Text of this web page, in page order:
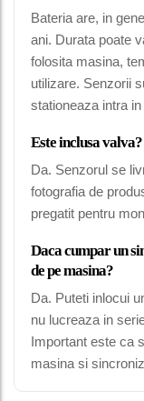
Bateria are, in
ani. Durata poate
folosita masina,
utilizare. Senzorii
stationeaza intra
Este inclusa valva?
Da. Senzorul se
fotografia de
pregatit pentru
Daca cumpar un
de pe masina?
Da. Puteti inlocui
nu lucreaza in
Important este ca
masina si